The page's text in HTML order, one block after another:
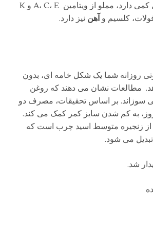
اسفناج همچنین چربی کمی دارد، مملو از ویتامین A، C، E و K
کلسیم و آهن نیز دارد.
روزانه شما یک شکل خامه ای، بدون
مطالعات نشان می دهند که روغن
سوزاند. بر اساس تحقیقات، مصرف دو
به کم شدن سایز کمر کمک می کند.
زنجیره متوسط اسید چرب است که
می شود.
شد.